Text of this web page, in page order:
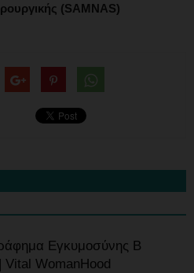
(SAMNAS)
Εγκυμοσύνης Β
Vital WomanHood